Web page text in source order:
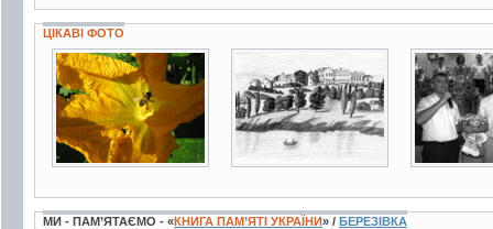
ЦІКАВІ ФОТО
10 фото 4 фото
МИ - ПАМ’ЯТАЄМО - «КНИГА ПАМ’ЯТІ УКРАЇНИ» / БЕРЕЗІВКА